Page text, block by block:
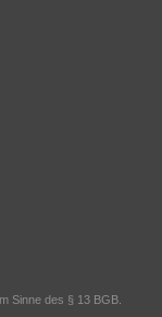
Sinne des § 13 BGB.